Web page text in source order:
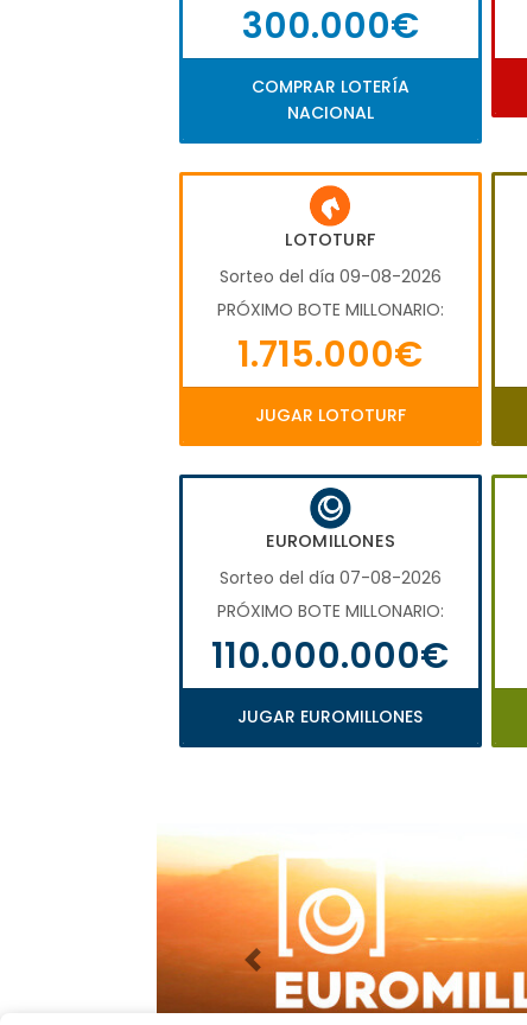
300.000€
COMPRAR LOTERÍA
NACIONAL
LOTOTURF
Sorteo del día 09-08-2026
PRÓXIMO BOTE MILLONARIO:
1.715.000€
JUGAR LOTOTURF
EUROMILLONES
Sorteo del día 07-08-2026
PRÓXIMO BOTE MILLONARIO:
110.000.000€
JUGAR EUROMILLONES
Imagen anterior